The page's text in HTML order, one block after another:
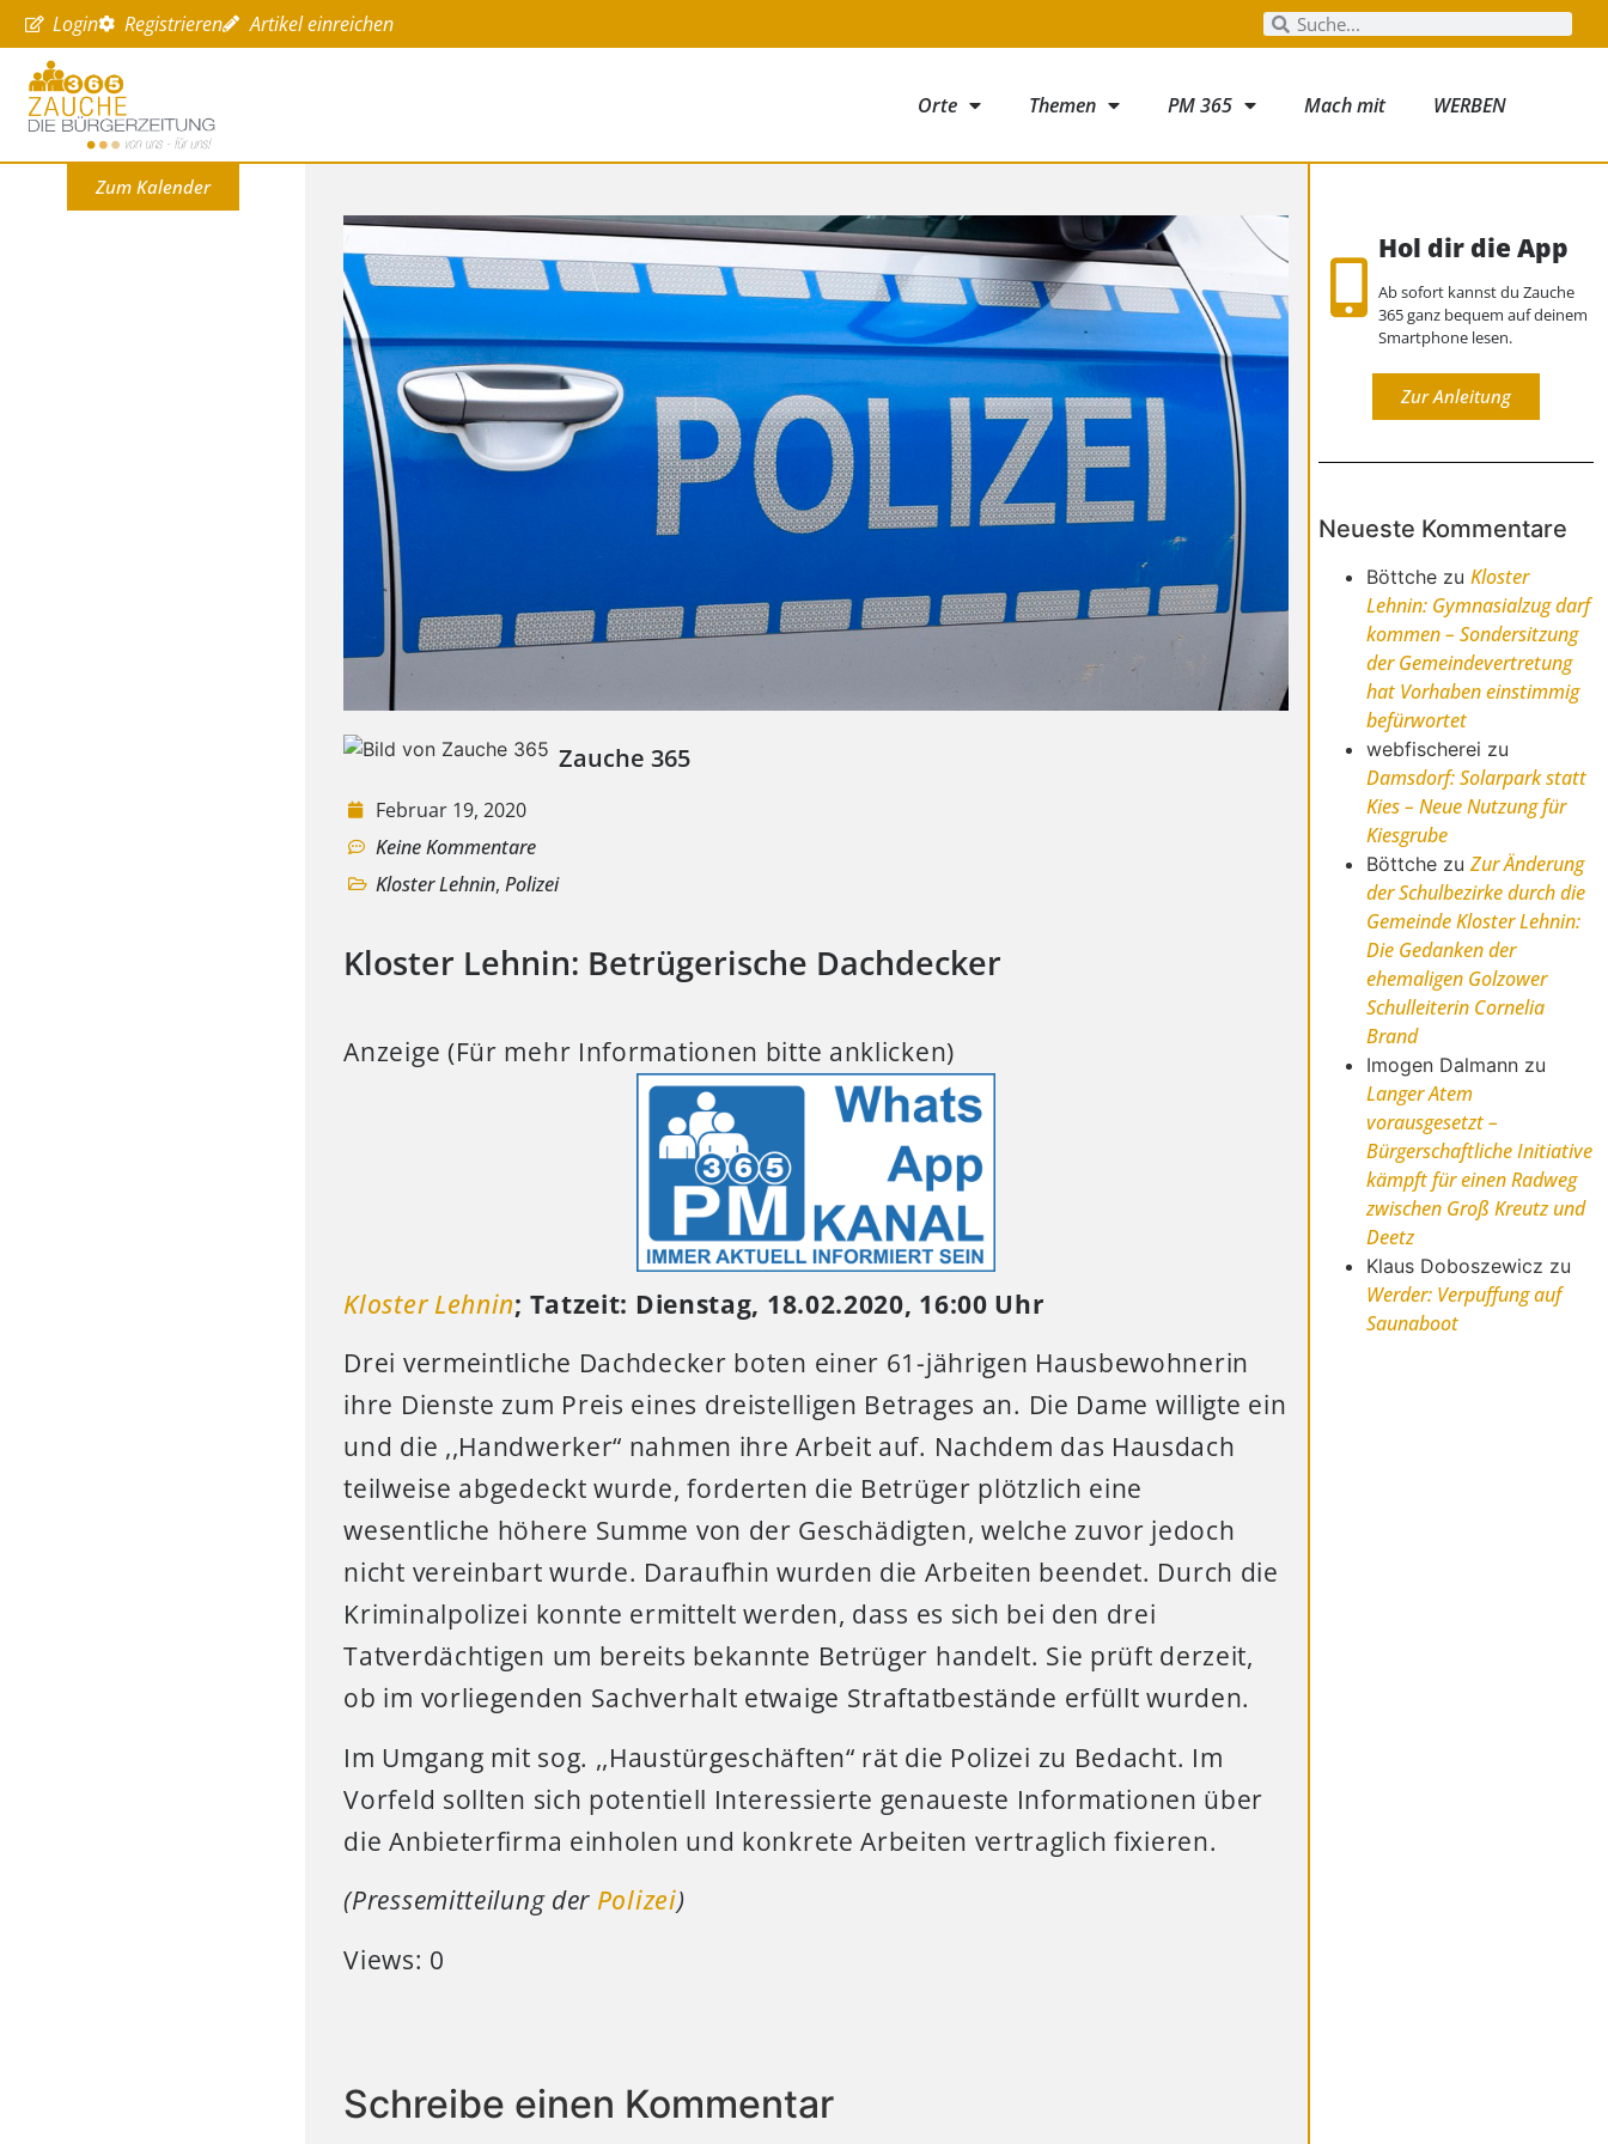
Login Registrieren Artikel einreichen
Orte Themen PM 365 Mach mit WERBEN
Zum Kalender
Zauche 365
Februar 19, 2020
Keine Kommentare
Kloster Lehnin,Polizei
Kloster Lehnin: Betrügerische Dachdecker
Anzeige (Für mehr Informationen bitte anklicken)
Kloster Lehnin; Tatzeit: Dienstag, 18.02.2020, 16:00 Uhr
Drei vermeintliche Dachdecker boten einer 61-jährigen Hausbewohnerin
ihre Dienste zum Preis eines dreistelligen Betrages an. Die Dame willigte ein
und die ,,Handwerker“ nahmen ihre Arbeit auf. Nachdem das Hausdach
teilweise abgedeckt wurde, forderten die Betrüger plötzlich eine
wesentliche höhere Summe von der Geschädigten, welche zuvor jedoch
nicht vereinbart wurde. Daraufhin wurden die Arbeiten beendet. Durch die
Kriminalpolizei konnte ermittelt werden, dass es sich bei den drei
Tatverdächtigen um bereits bekannte Betrüger handelt. Sie prüft derzeit,
ob im vorliegenden Sachverhalt etwaige Straftatbestände erfüllt wurden.
Im Umgang mit sog. ,,Haustürgeschäften“ rät die Polizei zu Bedacht. Im
Vorfeld sollten sich potentiell Interessierte genaueste Informationen über
die Anbieterfirma einholen und konkrete Arbeiten vertraglich fixieren.
(Pressemitteilung der Polizei)
Views: 0
Schreibe einen Kommentar
Hol dir die App
Ab sofort kannst du Zauche
365 ganz bequem auf deinem
Smartphone lesen.
Zur Anleitung
Neueste Kommentare
Böttche zuKloster
Lehnin: Gymnasialzug darf
kommen – Sondersitzung
der Gemeindevertretung
hat Vorhaben einstimmig
befürwortet
webfischerei zu
Damsdorf: Solarpark statt
Kies – Neue Nutzung für
Kiesgrube
Böttche zuZur Änderung
der Schulbezirke durch die
Gemeinde Kloster Lehnin:
Die Gedanken der
ehemaligen Golzower
Schulleiterin Cornelia
Brand
Imogen Dalmann zu
Langer Atem
vorausgesetzt –
Bürgerschaftliche Initiative
kämpft für einen Radweg
zwischen Groß Kreutz und
Deetz
Klaus Doboszewicz zu
Werder: Verpuffung auf
Saunaboot